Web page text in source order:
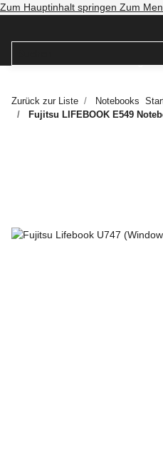
Zum Hauptinhalt springen Zum
Zurück zur Liste Notebooks
Fujitsu LIFEBOOK E549